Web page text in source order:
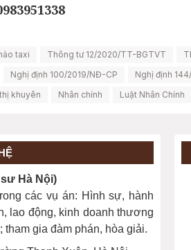
taxi Thông tư 12/2020/TT-BGTVT
Nghị định 100/2019/NĐ-CP Nghị định
khuyên Nhân chính Luật Nhân Chính
Hà Nội)
các vụ án: Hình sự, hành
lao động, kinh doanh thương
gia đàm phán, hòa giải.